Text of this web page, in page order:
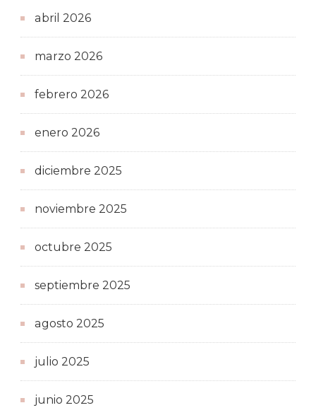
abril 2026
marzo 2026
febrero 2026
enero 2026
diciembre 2025
noviembre 2025
octubre 2025
septiembre 2025
agosto 2025
julio 2025
junio 2025